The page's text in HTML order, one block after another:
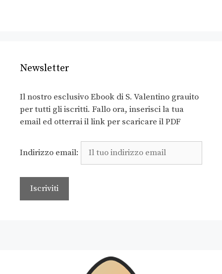
Newsletter
Il nostro esclusivo Ebook di S. Valentino grauito
per tutti gli iscritti. Fallo ora, inserisci la tua
email ed otterrai il link per scaricare il PDF
Indirizzo email: